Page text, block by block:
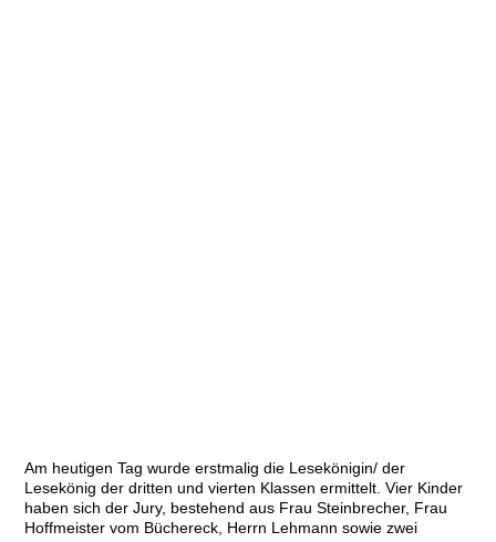
Am heutigen Tag wurde erstmalig die Lesekönigin/ der
Lesekönig der dritten und vierten Klassen ermittelt. Vier Kinder
haben sich der Jury, bestehend aus Frau Steinbrecher, Frau
Hoffmeister vom Büchereck, Herrn Lehmann sowie zwei